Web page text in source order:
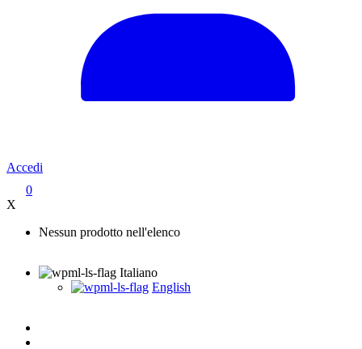
Accedi
0
X
Nessun prodotto nell'elenco
Italiano
English